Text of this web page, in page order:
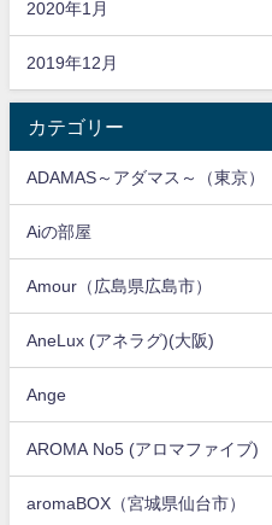
2020年1月
2019年12月
カテゴリー
ADAMAS～アダマス～（東京）
Aiの部屋
Amour（広島県広島市）
AneLux (アネラグ)(大阪)
Ange
AROMA No5 (アロマファイブ)
aromaBOX（宮城県仙台市）